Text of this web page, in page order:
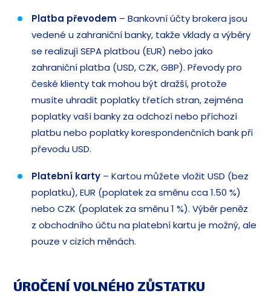
Platba převodem – Bankovní účty brokera jsou
vedené u zahraniční banky, takže vklady a výběry
se realizují SEPA platbou (EUR) nebo jako
zahraniční platba (USD, CZK, GBP). Převody pro
české klienty tak mohou být dražší, protože
musíte uhradit poplatky třetích stran, zejména
poplatky vaší banky za odchozí nebo příchozí
platbu nebo poplatky korespondenčních bank při
převodu USD.
Platební karty – Kartou můžete vložit USD (bez
poplatku), EUR (poplatek za směnu cca 1.50 %)
nebo CZK (poplatek za směnu 1 %). Výběr peněz
z obchodního účtu na platební kartu je možný, ale
pouze v cizích měnách.
ÚROČENÍ VOLNÉHO ZŮSTATKU